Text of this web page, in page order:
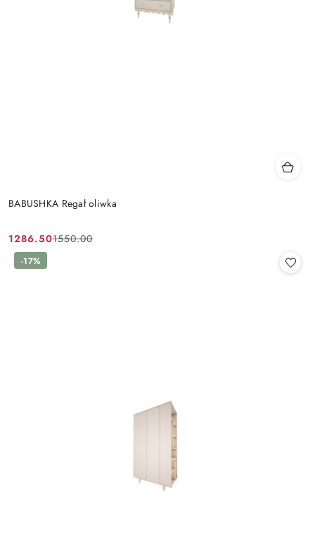
BABUSHKA Regał oliwka
Cena
promocyjna:
1286.50
Cena
przed
1550.00
-17%